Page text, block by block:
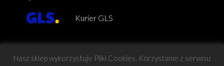
Kurier GLS
Nasz sklep wykorzystuje Pliki Cookies. Korzystanie z serwisu